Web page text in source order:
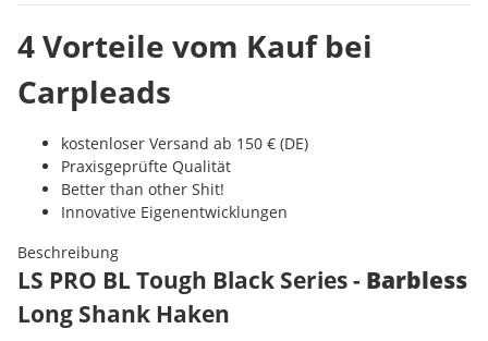
4 Vorteile vom Kauf bei
Carpleads
kostenloser Versand ab 150 € (DE)
Praxisgeprüfte Qualität
Better than other Shit!
Innovative Eigenentwicklungen
Beschreibung
LS PRO BL Tough Black Series - Barbless
Long Shank Haken